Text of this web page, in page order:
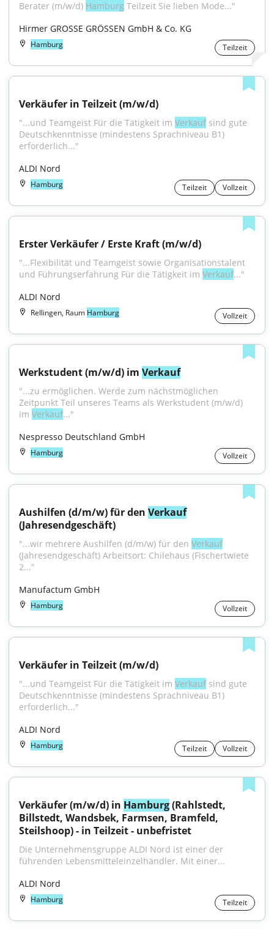
Berater (m/w/d) Hamburg Teilzeit Sie lieben Mode..."
Hirmer GROSSE GRÖSSEN GmbH & Co. KG
Hamburg Teilzeit
Verkäufer in Teilzeit (m/w/d)
"...und Teamgeist Für die Tätigkeit im Verkauf sind gute
Deutschkenntnisse (mindestens Sprachniveau B1)
erforderlich..."
ALDI Nord
Hamburg Teilzeit Vollzeit
Erster Verkäufer / Erste Kraft (m/w/d)
"...Flexibilität und Teamgeist sowie Organisationstalent
und Führungserfahrung Für die Tätigkeit im Verkauf..."
ALDI Nord
Rellingen, Raum Hamburg Vollzeit
Werkstudent (m/w/d) im Verkauf
"...zu ermöglichen. Werde zum nächstmöglichen
Zeitpunkt Teil unseres Teams als Werkstudent (m/w/d)
im Verkauf..."
Nespresso Deutschland GmbH
Hamburg Vollzeit
Aushilfen (d/m/w) für den Verkauf
(Jahresendgeschäft)
"...wir mehrere Aushilfen (d/m/w) für den Verkauf
(Jahresendgeschäft) Arbeitsort: Chilehaus (Fischertwiete
2..."
Manufactum GmbH
Hamburg Vollzeit
Verkäufer in Teilzeit (m/w/d)
"...und Teamgeist Für die Tätigkeit im Verkauf sind gute
Deutschkenntnisse (mindestens Sprachniveau B1)
erforderlich..."
ALDI Nord
Hamburg Teilzeit Vollzeit
Verkäufer (m/w/d) in Hamburg (Rahlstedt,
Billstedt, Wandsbek, Farmsen, Bramfeld,
Steilshoop) - in Teilzeit - unbefristet
Die Unternehmensgruppe ALDI Nord ist einer der
führenden Lebensmitteleinzelhändler. Mit einer...
ALDI Nord
Hamburg Teilzeit